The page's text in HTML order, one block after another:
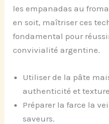
les empanadas au
en soit, maîtriser ces
fondamental pour
convivialité argentine.
Utiliser de la pâte
authenticité et
Préparer la farce la
saveurs.